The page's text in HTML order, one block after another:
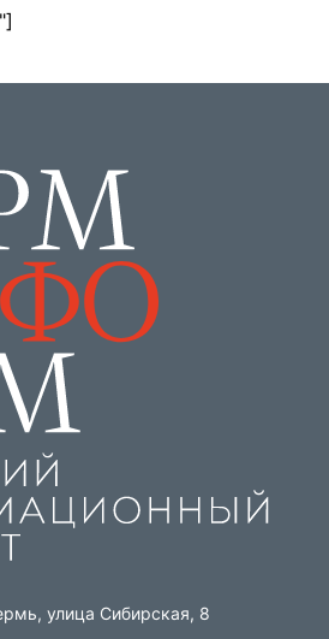
улица Сибирская, 8